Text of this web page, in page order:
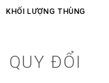
KHỐI LƯỢNG THÙNG
QUY ĐỔI